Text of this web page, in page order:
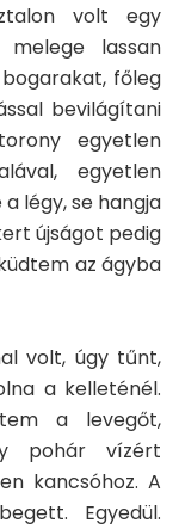
volt egy
melege lassan
főleg
bevilágítani
egyetlen
egyetlen
légy, se hangja
újságot pedig
az ágyba
volt, úgy tűnt,
a kelleténél.
a levegőt,
pohár vízért
kancsóhoz. A
Egyedül.